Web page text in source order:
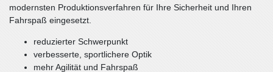
modernsten Produktionsverfahren für Ihre Sicherheit und Ihren
Fahrspaß eingesetzt.
reduzierter Schwerpunkt
verbesserte, sportlichere Optik
mehr Agilität und Fahrspaß